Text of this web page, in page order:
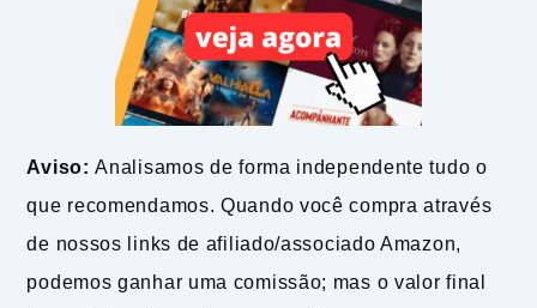
Aviso: Analisamos de forma independente tudo o
que recomendamos. Quando você compra através
de nossos links de afiliado/associado Amazon,
podemos ganhar uma comissão; mas o valor final